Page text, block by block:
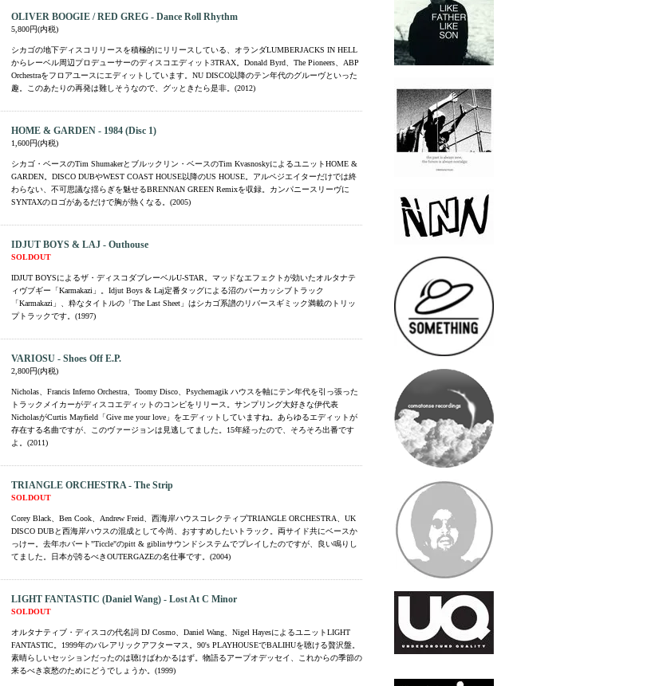
OLIVER BOOGIE / RED GREG - Dance Roll Rhythm
5,800円(内税)
シカゴの地下ディスコリリースを積極的にリリースしている、オランダLUMBERJACKS IN HELL
からレーベル周辺プロデューサーのディスコエディット3TRAX。Donald Byrd、The Pioneers、ABP
Orchestraをフロアユースにエディットしています。NU DISCO以降のテン年代のグルーヴといった
趣。このあたりの再発は難しそうなので、グッときたら是非。(2012)
HOME & GARDEN - 1984 (Disc 1)
1,600円(内税)
シカゴ・ベースのTim Shumakerとブルックリン・ベースのTim KvasnoskyによるユニットHOME &
GARDEN。DISCO DUBやWEST COAST HOUSE以降のUS HOUSE。アルペジエイターだけでは終
わらない、不可思議な揺らぎを魅せるBRENNAN GREEN Remixを収録。カンパニースリーヴに
SYNTAXのロゴがあるだけで胸が熱くなる。(2005)
IDJUT BOYS & LAJ - Outhouse
SOLDOUT
IDJUT BOYSによるザ・ディスコダブレーベルU-STAR。マッドなエフェクトが効いたオルタナテ
ィヴブギー「Karmakazi」。Idjut Boys & Laj定番タッグによる沼のパーカッシブトラック
「Karmakazi」、粋なタイトルの「The Last Sheet」はシカゴ系譜のリバースギミック満載のトリッ
プトラックです。(1997)
VARIOSU - Shoes Off E.P.
2,800円(内税)
Nicholas、Francis Inferno Orchestra、Toomy Disco、Psychemagik ハウスを軸にテン年代を引っ張った
トラックメイカーがディスコエディットのコンピをリリース。サンプリング大好きな伊代表
NicholasがCurtis Mayfield「Give me your love」をエディットしていますね。あらゆるエディットが
存在する名曲ですが、このヴァージョンは見逃してました。15年経ったので、そろそろ出番です
よ。(2011)
TRIANGLE ORCHESTRA - The Strip
SOLDOUT
Corey Black、Ben Cook、Andrew Freid、西海岸ハウスコレクティブTRIANGLE ORCHESTRA、UK
DISCO DUBと西海岸ハウスの混成として今尚、おすすめしたいトラック。両サイド共にベースか
っけー。去年ホバート"Ticcle"のpitt & giblinサウンドシステムでプレイしたのですが、良い鳴りし
てました。日本が誇るべきOUTERGAZEの名仕事です。(2004)
LIGHT FANTASTIC (Daniel Wang) - Lost At C Minor
SOLDOUT
オルタナティブ・ディスコの代名詞 DJ Cosmo、Daniel Wang、Nigel HayesによるユニットLIGHT
FANTASTIC。1999年のバレアリックアフターマス。90's PLAYHOUSEでBALIHUを聴ける贅沢盤。
素晴らしいセッションだったのは聴けばわかるはず。物語るアープオデッセイ、これからの季節の
来るべき哀愁のためにどうでしょうか。(1999)